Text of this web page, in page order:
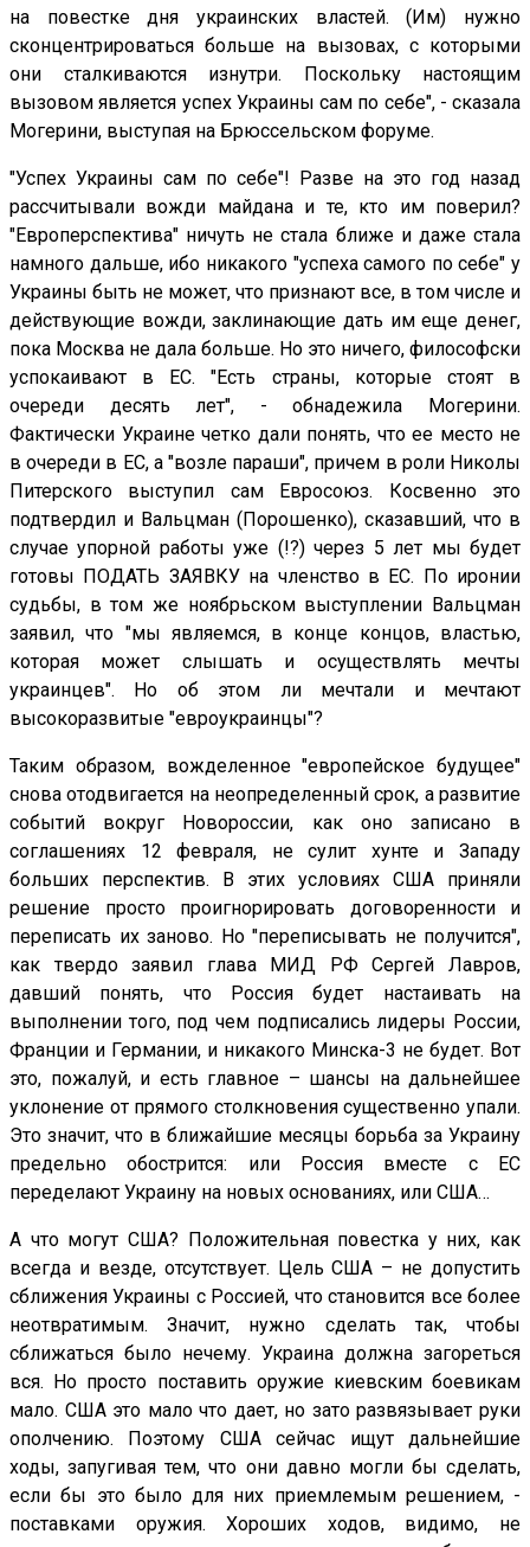
на повестке дня украинских властей. (Им) нужно
сконцентрироваться больше на вызовах, с которыми
они сталкиваются изнутри. Поскольку настоящим
вызовом является успех Украины сам по себе", - сказала
Могерини, выступая на Брюссельском форуме.
"Успех Украины сам по себе"! Разве на это год назад
рассчитывали вожди майдана и те, кто им поверил?
"Европерспектива" ничуть не стала ближе и даже стала
намного дальше, ибо никакого "успеха самого по себе" у
Украины быть не может, что признают все, в том числе и
действующие вожди, заклинающие дать им еще денег,
пока Москва не дала больше. Но это ничего, философски
успокаивают в ЕС. "Есть страны, которые стоят в
очереди десять лет", - обнадежила Могерини.
Фактически Украине четко дали понять, что ее место не
в очереди в ЕС, а "возле параши", причем в роли Николы
Питерского выступил сам Евросоюз. Косвенно это
подтвердил и Вальцман (Порошенко), сказавший, что в
случае упорной работы уже (!?) через 5 лет мы будет
готовы ПОДАТЬ ЗАЯВКУ на членство в ЕС. По иронии
судьбы, в том же ноябрьском выступлении Вальцман
заявил, что "мы являемся, в конце концов, властью,
которая может слышать и осуществлять мечты
украинцев". Но об этом ли мечтали и мечтают
высокоразвитые "евроукраинцы"?
Таким образом, вожделенное "европейское будущее"
снова отодвигается на неопределенный срок, а развитие
событий вокруг Новороссии, как оно записано в
соглашениях 12 февраля, не сулит хунте и Западу
больших перспектив. В этих условиях США приняли
решение просто проигнорировать договоренности и
переписать их заново. Но "переписывать не получится",
как твердо заявил глава МИД РФ Сергей Лавров,
давший понять, что Россия будет настаивать на
выполнении того, под чем подписались лидеры России,
Франции и Германии, и никакого Минска-3 не будет. Вот
это, пожалуй, и есть главное – шансы на дальнейшее
уклонение от прямого столкновения существенно упали.
Это значит, что в ближайшие месяцы борьба за Украину
предельно обострится: или Россия вместе с ЕС
переделают Украину на новых основаниях, или США…
А что могут США? Положительная повестка у них, как
всегда и везде, отсутствует. Цель США – не допустить
сближения Украины с Россией, что становится все более
неотвратимым. Значит, нужно сделать так, чтобы
сближаться было нечему. Украина должна загореться
вся. Но просто поставить оружие киевским боевикам
мало. США это мало что дает, но зато развязывает руки
ополчению. Поэтому США сейчас ищут дальнейшие
ходы, запугивая тем, что они давно могли бы сделать,
если бы это было для них приемлемым решением, -
поставками оружия. Хороших ходов, видимо, не